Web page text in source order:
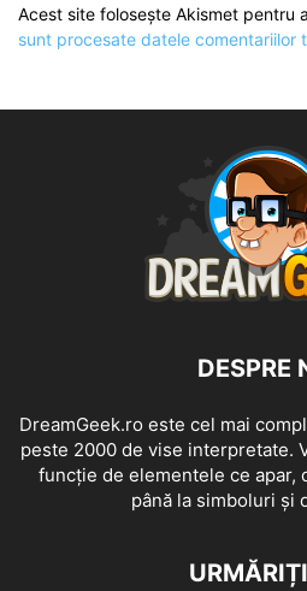
Acest site folosește Akismet pentru
sunt procesate datele comentariilor
DESPRE
DreamGeek.ro este cel mai
peste 2000 de vise interpretate.
funcție de elementele ce apar,
până la simboluri și